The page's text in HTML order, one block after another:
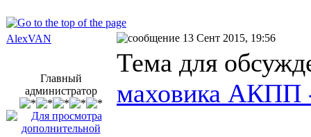
AlexVAN 13 Сент 2015, 19:56
Главный
администратор
Тема для
маховика АКПП